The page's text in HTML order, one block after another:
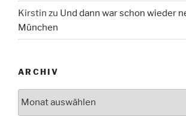
Kirstin zu Und dann war schon wieder
München
ARCHIV